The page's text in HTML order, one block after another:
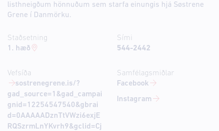
listhneigðum hönnuðum sem starfa einungis hjá Søstrene
Grene í Danmörku.
Staðsetning
1. hæð
Vefsíða
sostrenegrene.is/?
gad_source=1&gad_campai
gnid=12254547540&gbrai
d=0AAAAADznTtVWzi6exjE
RQSzrmLnYKvrh9&gclid=Cj
Sími
544-2442
Samfélagsmiðlar
Facebook
Instagram